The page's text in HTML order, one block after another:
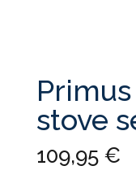
stove
109,95 €